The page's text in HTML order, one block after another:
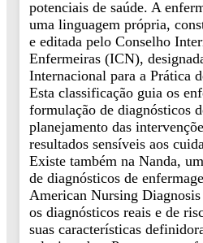
potenciais de saúde. A
uma linguagem própria,
e editada pelo Conselho
Enfermeiras (ICN),
Internacional para a Prática
Esta classificação guia os
formulação de diagnósticos
planejamento das
resultados sensíveis aos
Existe também na Nanda,
de diagnósticos de
American Nursing
os diagnósticos reais e de
suas características